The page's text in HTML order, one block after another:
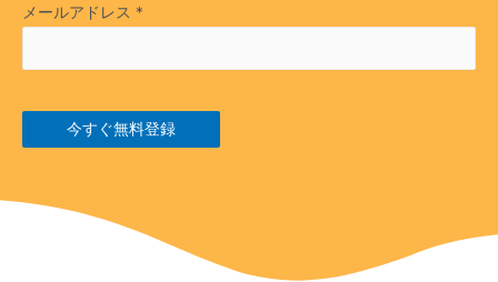
メールアドレス *
今すぐ無料登録